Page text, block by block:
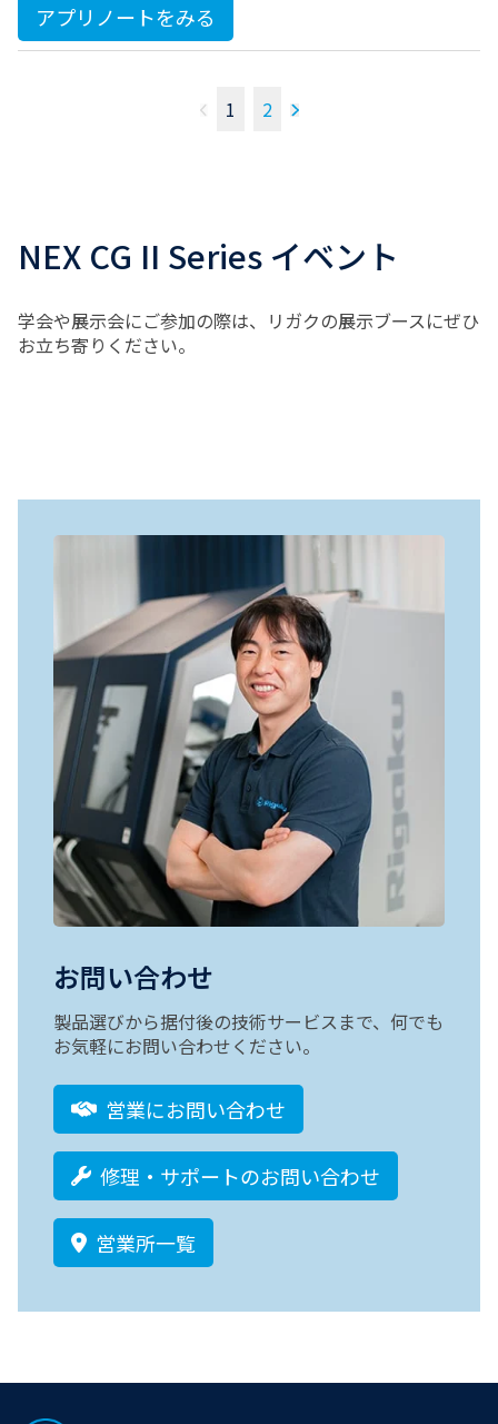
アプリノートをみる
1 2
NEX CG II Series イベント
学会や展示会にご参加の際は、リガクの展示ブースにぜひ
お立ち寄りください。
お問い合わせ
製品選びから据付後の技術サービスまで、何でも
お気軽にお問い合わせください。
営業にお問い合わせ
修理・サポートのお問い合わせ
営業所一覧
Footer